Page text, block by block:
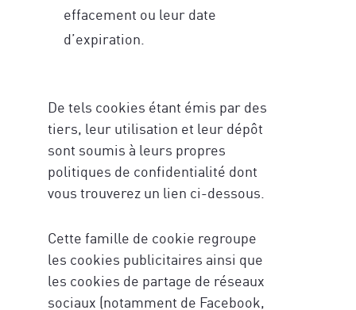
effacement ou leur date
d’expiration.
De tels cookies étant émis par des
tiers, leur utilisation et leur dépôt
sont soumis à leurs propres
politiques de confidentialité dont
vous trouverez un lien ci-dessous.
Cette famille de cookie regroupe
les cookies publicitaires ainsi que
les cookies de partage de réseaux
sociaux (notamment de Facebook,